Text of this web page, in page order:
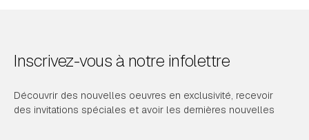
Inscrivez-vous à notre infolettre
Découvrir des nouvelles oeuvres en exclusivité, recevoir
des invitations spéciales et avoir les dernières nouvelles